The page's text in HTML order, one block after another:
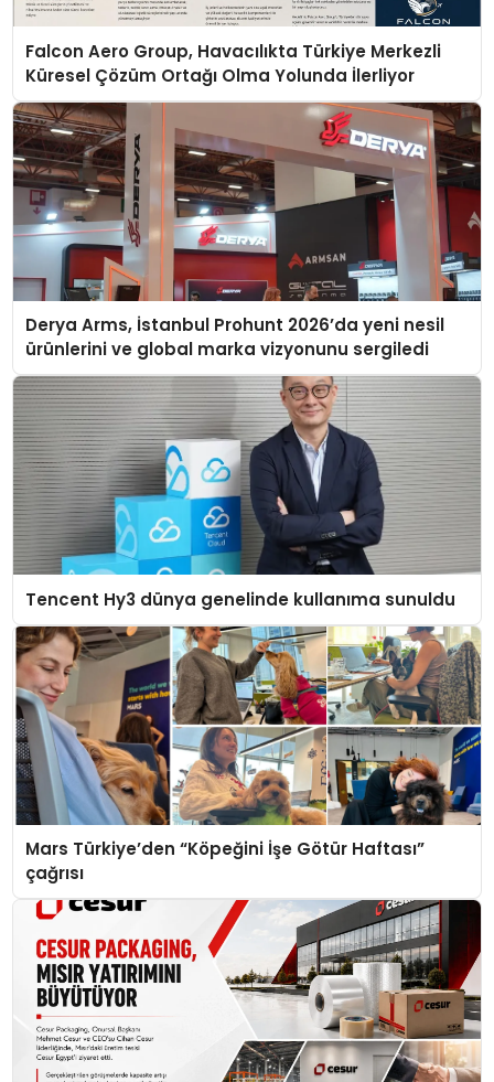
Falcon Aero Group, Havacılıkta Türkiye Merkezli
Küresel Çözüm Ortağı Olma Yolunda İlerliyor
Derya Arms, İstanbul Prohunt 2026’da yeni nesil
ürünlerini ve global marka vizyonunu sergiledi
Tencent Hy3 dünya genelinde kullanıma sunuldu
Mars Türkiye’den “Köpeğini İşe Götür Haftası”
çağrısı